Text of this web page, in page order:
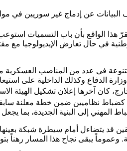
هذا الواقع بأن باب التسميات
في حال تعارض الإيديولوجيا
في عدد من المناصب العسكرية من
الدفاع وكذلك الداخلية على
كان آخرها إعلان تشكيل الهيئة
كضباط نظاميين ضمن خطة معلنة
المهني إلى البنية الجديدة،
يتضاءل أمام سيطرة شبكة بعينها
يبقى نجاح هذا المسار رهناً